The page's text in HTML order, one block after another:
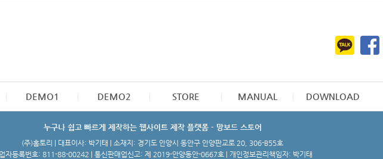
DEMO1 DEMO2 STORE MANUAL DOWNLOAD
누구나 쉽고 빠르게 제작하는 웹사이트 제작 플랫폼 - 망보드 스토어
(주)홈토리 | 대표이사: 박기태 | 소재지: 경기도 안양시 동안구 안양판교로 20, 306-B55호
자등록번호: 811-88-00242 | 통신판매업신고: 제 2019-안양동안-0667호 | 개인정보관리책임자: 박기태